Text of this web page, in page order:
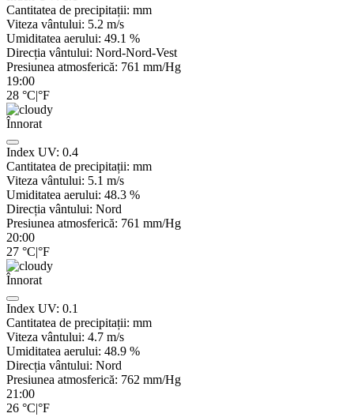
Cantitatea de precipitații: mm
Viteza vântului: 5.2 m/s
Umiditatea aerului: 49.1 %
Direcția vântului: Nord-Nord-Vest
Presiunea atmosferică: 761 mm/Hg
19:00
28 °C|°F
Înnorat
Index UV: 0.4
Cantitatea de precipitații: mm
Viteza vântului: 5.1 m/s
Umiditatea aerului: 48.3 %
Direcția vântului: Nord
Presiunea atmosferică: 761 mm/Hg
20:00
27 °C|°F
Înnorat
Index UV: 0.1
Cantitatea de precipitații: mm
Viteza vântului: 4.7 m/s
Umiditatea aerului: 48.9 %
Direcția vântului: Nord
Presiunea atmosferică: 762 mm/Hg
21:00
26 °C|°F